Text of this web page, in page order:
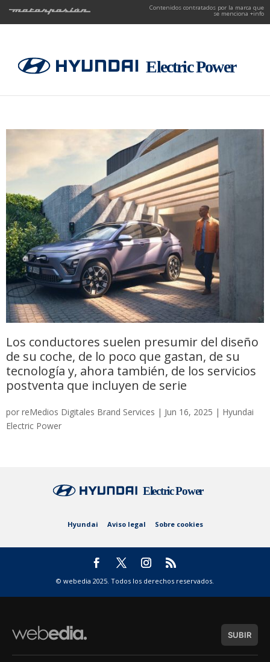
Contenidos contratados por la marca que
se menciona +info
Los conductores suelen presumir del diseño
de su coche, de lo poco que gastan, de su
tecnología y, ahora también, de los servicios
postventa que incluyen de serie
por reMedios Digitales Brand Services | Jun 16, 2025 | Hyundai
Electric Power
Hyundai Aviso legal Sobre cookies
© webedia 2025. Todos los derechos reservados.
SUBIR